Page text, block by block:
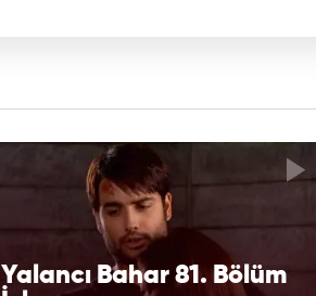
Yalancı Bahar 81. Bölüm